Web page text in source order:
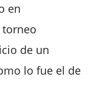
en
de un
lo fue el de